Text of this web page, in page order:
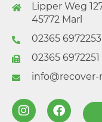
Lipper Weg
45772 Marl
02365 6972253
02365 6972251
info@recover-